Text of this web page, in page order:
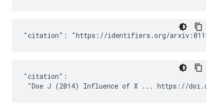
"citation": "https://identifiers.org/
"citation":
"Doe J (2014) Influence of X ... https://doi.org/